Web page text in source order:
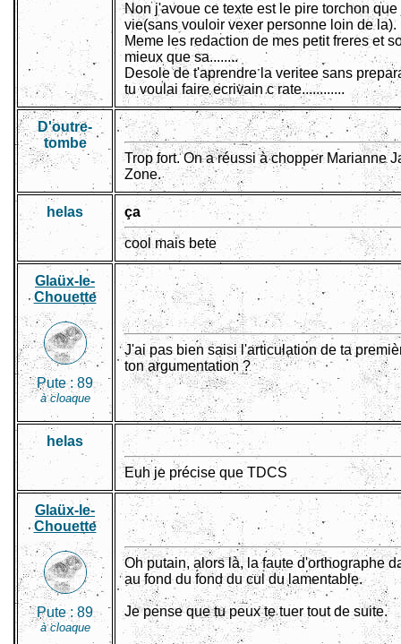
Non j'avoue ce texte est le pire torchon
vie(sans vouloir vexer personne loin de la).
Meme les redaction de mes petit freres et
mieux que sa........
Desole de t'aprendre la veritee sans
tu voulai faire ecrivain c rate............
D'outre-
tombe
Trop fort. On a réussi à chopper Marianne
Zone.
helas ça
cool mais bete
Glaüx-le-
Chouette
Pute :89
à cloaque
J'ai pas bien saisi l'articulation de ta
ton argumentation ?
helas
Euh je précise que TDCS
Glaüx-le-
Chouette
Pute :89
à cloaque
Oh putain, alors là, la faute d'orthographe
au fond du fond du cul du lamentable.
Je pense que tu peux te tuer tout de suite.